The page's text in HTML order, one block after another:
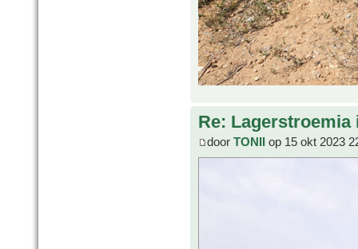
Re:
door TONII op 15 okt 2023